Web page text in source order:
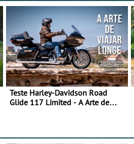
Teste Harley-Davidson Road
Glide 117 Limited - A Arte de